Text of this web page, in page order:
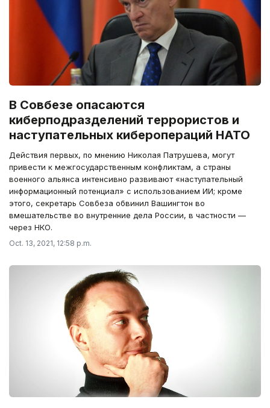
В Совбезе опасаются
киберподразделений террористов и
наступательных киберопераций НАТО
Действия первых, по мнению Николая Патрушева, могут
привести к межгосударственным конфликтам, а страны
военного альянса интенсивно развивают «наступательный
информационный потенциал» с использованием ИИ; кроме
этого, секретарь Совбеза обвинил Вашингтон во
вмешательстве во внутренние дела России, в частности —
через НКО.
Oct. 13, 2021, 12:58 p.m.